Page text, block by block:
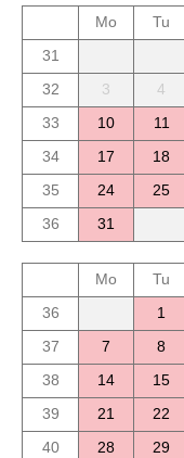
Mo
Tu
31
32
3 4
33
10 11
34
17 18
35
24 25
36
31
Mo
Tu
36
1
37
7 8
38
14 15
39
21 22
40
28 29